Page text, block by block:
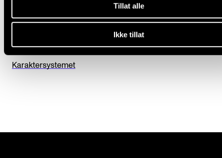
Tillat alle
Ikke tillat
e
h
i
Eksamensinformasjon og eksamensplaner
Informasjon til sensorer
Karaktersystemet